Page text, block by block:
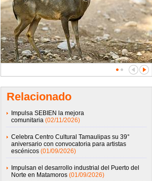
Relacionado
Impulsa SEBIEN la mejora
comunitaria (02/11/2026)
Celebra Centro Cultural Tamaulipas su 39°
aniversario con convocatoria para artistas
escénicos (01/09/2026)
Impulsan el desarrollo industrial del Puerto del
Norte en Matamoros (01/09/2026)